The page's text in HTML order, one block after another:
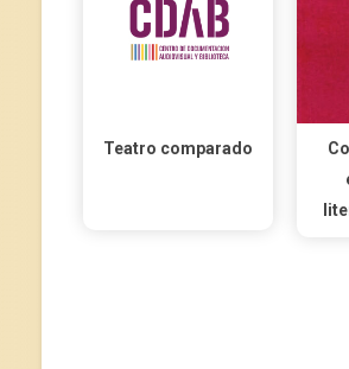
Teatro comparado